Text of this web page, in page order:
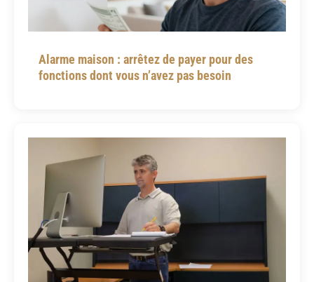
Alarme maison : arrêtez de payer pour des
fonctions dont vous n’avez pas besoin